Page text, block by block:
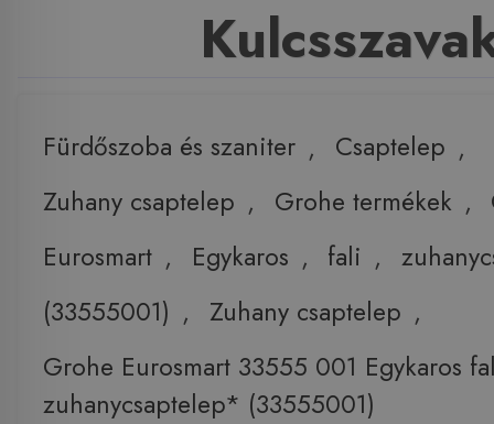
Fürdőszoba és szaniter , Csaptelep ,
Zuhany csaptelep , Grohe termékek ,
Eurosmart , Egykaros , fali ,
(33555001) , Zuhany csaptelep ,
Grohe Eurosmart 33555 001 Egykaros
zuhanycsaptelep* (33555001)